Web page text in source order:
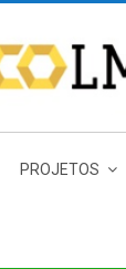
PROJETOS